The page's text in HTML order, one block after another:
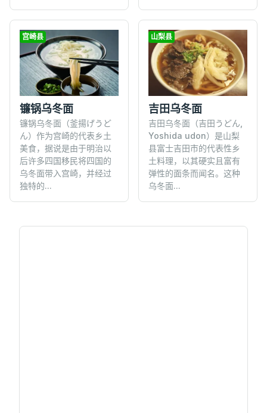
宫崎县
镰锅乌冬面
镰锅乌冬面（釜揚げうど
ん）作为宫崎的代表乡土
美食，据说是由于明治以
后许多四国移民将四国的
乌冬面带入宫崎，并经过
独特的...
山梨县
吉田乌冬面
吉田乌冬面（吉田うどん,
Yoshida udon）是山梨
县富士吉田市的代表性乡
土料理，以其硬实且富有
弹性的面条而闻名。这种
乌冬面...